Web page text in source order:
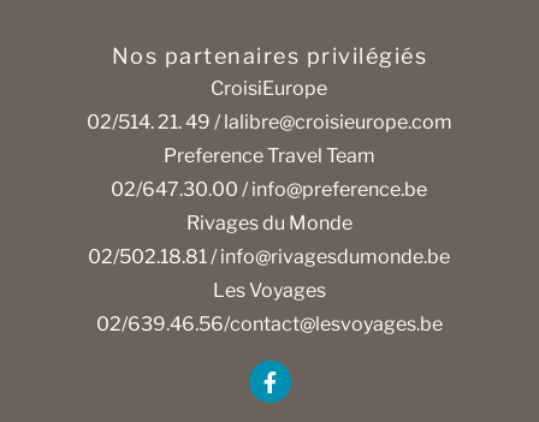
Nos partenaires privilégiés
CroisiEurope
02/514. 21. 49 / lalibre@croisieurope.com
Preference Travel Team
02/647.30.00 /info@preference.be
Rivages du Monde
02/502.18.81 /info@rivagesdumonde.be
Les Voyages
02/639.46.56/contact@lesvoyages.be